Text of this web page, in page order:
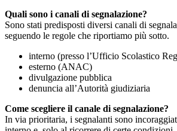
Quali sono i canali di segnalazione?
Sono stati predisposti diversi canali di
seguendo le regole che riportiamo più sotto.
interno (presso l’Ufficio Scolastico
esterno (ANAC)
divulgazione pubblica
denuncia all’Autorità giudiziaria
Come scegliere il canale di segnalazione?
In via prioritaria, i segnalanti sono